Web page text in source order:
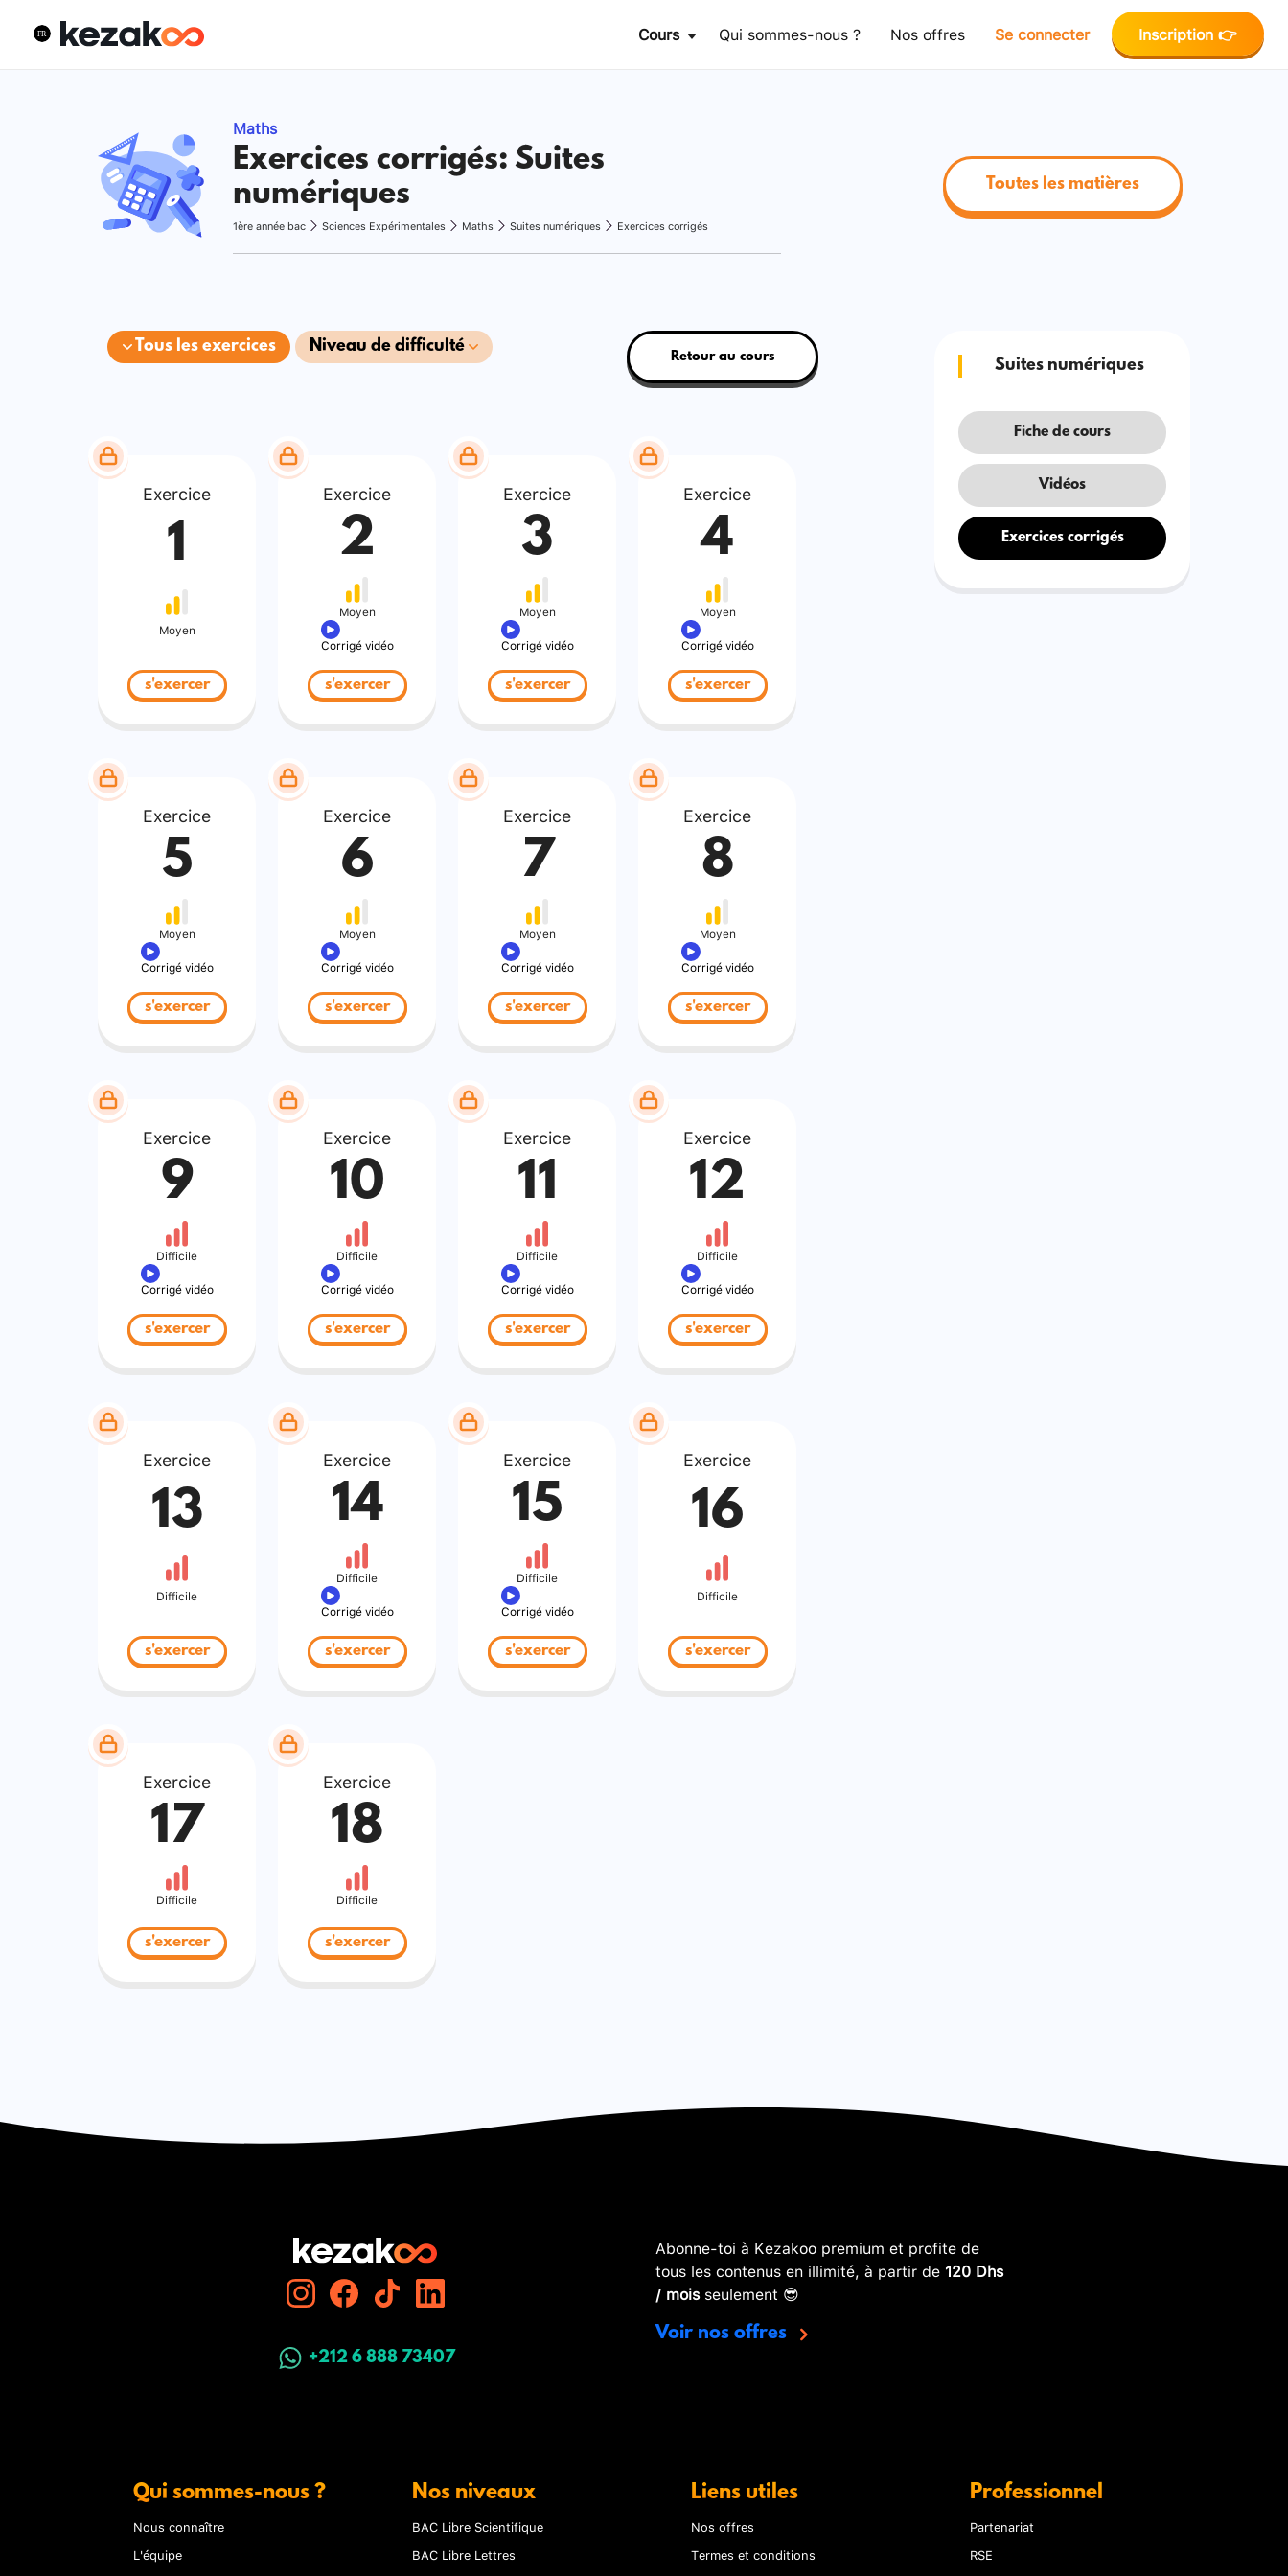
Cours Qui sommes-nous ? Nos offres Se connecter Inscription 👉
Maths
Exercices corrigés: Suites
numériques
1ère année bac Sciences Expérimentales Maths Suites numériques Exercices corrigés
Toutes les matières
Tous les exercices Niveau de difficulté
Retour au cours
Exercice
1
Moyen
s'exercer
Exercice
2
Moyen
Corrigé vidéo
s'exercer
Exercice
3
Moyen
Corrigé vidéo
s'exercer
Exercice
4
Moyen
Corrigé vidéo
s'exercer
Exercice
5
Moyen
Corrigé vidéo
s'exercer
Exercice
6
Moyen
Corrigé vidéo
s'exercer
Exercice
7
Moyen
Corrigé vidéo
s'exercer
Exercice
8
Moyen
Corrigé vidéo
s'exercer
Exercice
9
Difficile
Corrigé vidéo
s'exercer
Exercice
10
Difficile
Corrigé vidéo
s'exercer
Exercice
11
Difficile
Corrigé vidéo
s'exercer
Exercice
12
Difficile
Corrigé vidéo
s'exercer
Exercice
13
Difficile
s'exercer
Exercice
14
Difficile
Corrigé vidéo
s'exercer
Exercice
15
Difficile
Corrigé vidéo
s'exercer
Exercice
16
Difficile
s'exercer
Exercice
17
Difficile
s'exercer
Exercice
18
Difficile
s'exercer
Suites numériques
Fiche de cours
Vidéos
Exercices corrigés
+212 6 888 73407
Abonne-toi à Kezakoo premium et profite de
tous les contenus en illimité, à partir de 120 Dhs
/ moisseulement 😎
Voir nos offres
Qui sommes-nous ?
Nous connaître
L'équipe
Nos niveaux
BAC Libre Scientifique
BAC Libre Lettres
Liens utiles
Nos offres
Termes et conditions
Professionnel
Partenariat
RSE